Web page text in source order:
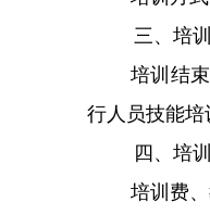
三、培
培训结
行人员技能培
四、培
培训费